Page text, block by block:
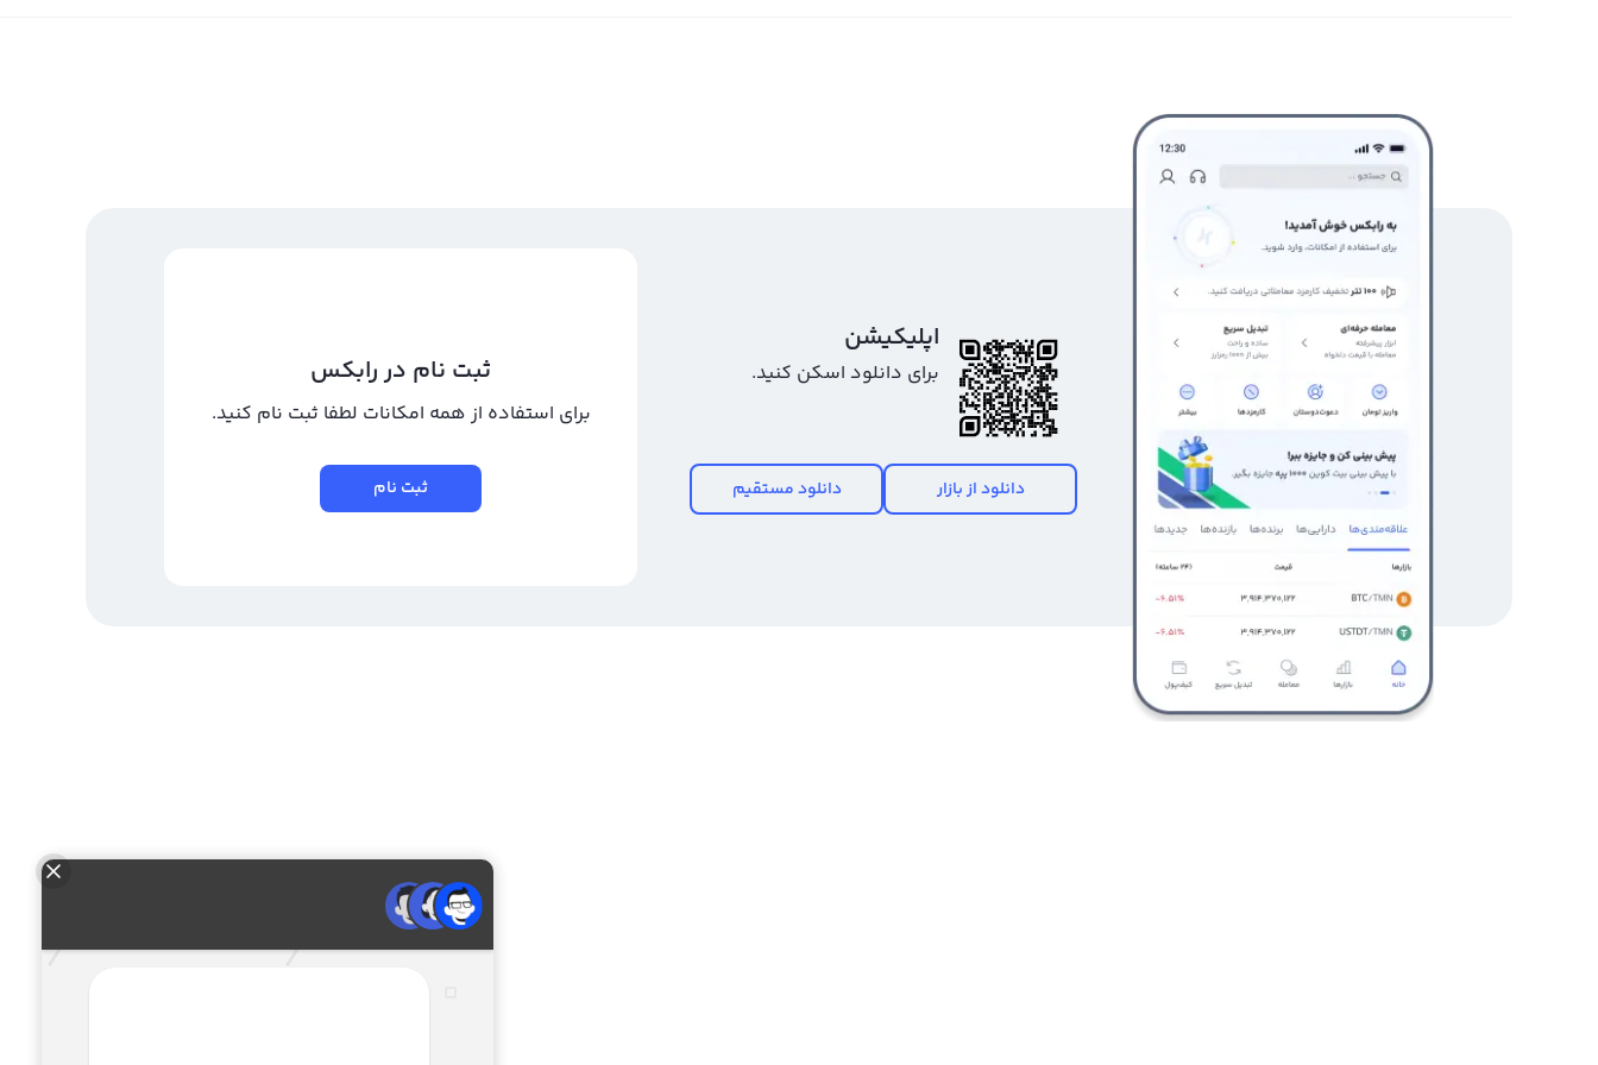
اپلیکیشن
برای دانلود اسکن کنید.
دانلود از بازار دانلود مستقیم
ثبت نام در رابکس
برای استفاده از همه امکانات لطفا ثبت نام کنید.
ثبت نام